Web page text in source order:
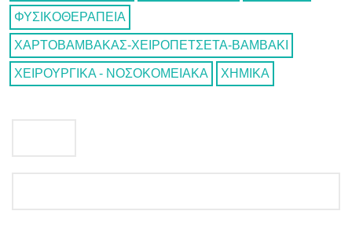
ΦΥΣΙΚΟΘΕΡΑΠΕΙΑ
ΧΑΡΤΟΒΑΜΒΑΚΑΣ-ΧΕΙΡΟΠΕΤΣΕΤΑ-ΒΑΜΒΑΚΙ
ΧΕΙΡΟΥΡΓΙΚΑ - ΝΟΣΟΚΟΜΕΙΑΚΑ ΧΗΜΙΚΑ